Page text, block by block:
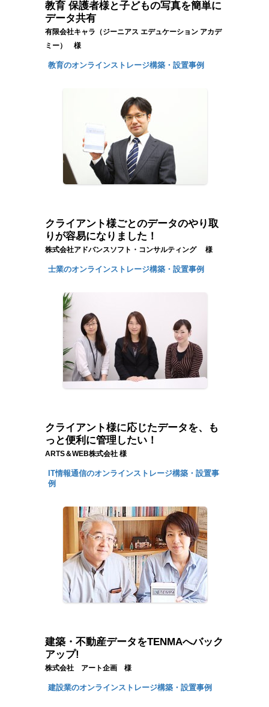
教育 保護者様と子どもの写真を簡単に
データ共有
有限会社キャラ（ジーニアス エデュケーション アカデ
ミー） 様
教育のオンラインストレージ構築・設置事例
クライアント様ごとのデータのやり取
りが容易になりました！
株式会社アドバンスソフト・コンサルティング 様
士業のオンラインストレージ構築・設置事例
クライアント様に応じたデータを、も
っと便利に管理したい！
ARTS＆WEB株式会社 様
IT情報通信のオンラインストレージ構築・設置事
例
建築・不動産データをTENMAへバック
アップ!
株式会社 アート企画 様
建設業のオンラインストレージ構築・設置事例